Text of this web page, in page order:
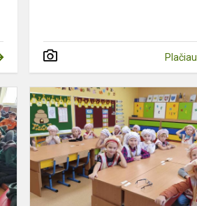
Plačiau
Išvyka
į
Raseinių
atvirą
jaunimo
centrą